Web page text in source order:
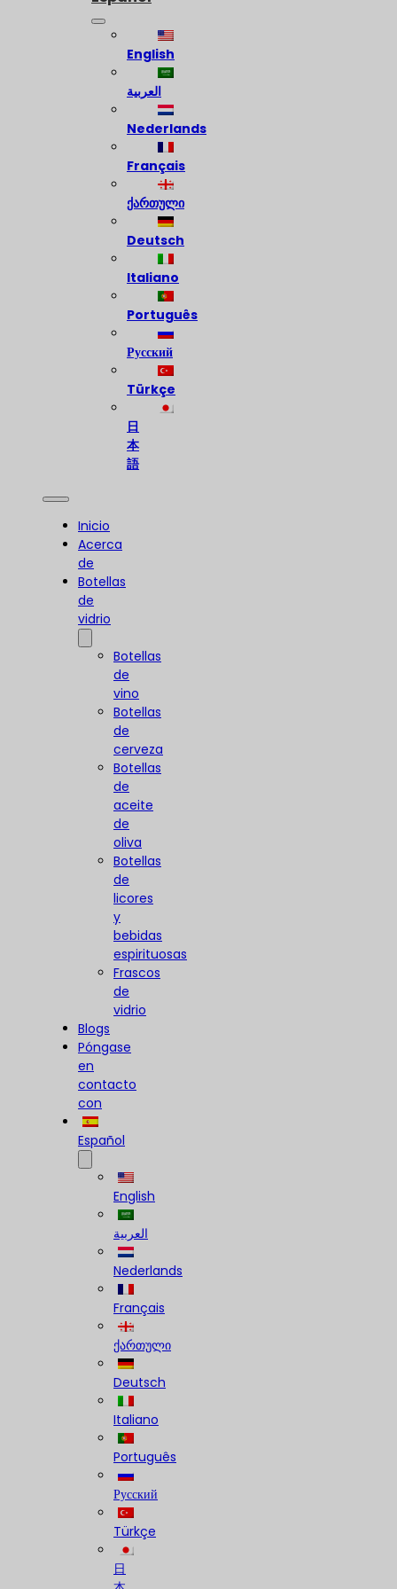
English
العربية
Nederlands
Français
ქართული
Deutsch
Italiano
Português
Русский
Türkçe
日
本
語
Inicio
Acerca
de
Botellas
de
vidrio
Botellas
de
vino
Botellas
de
cerveza
Botellas
de
aceite
de
oliva
Botellas
de
licores
y
bebidas
espirituosas
Frascos
de
vidrio
Blogs
Póngase
en
contacto
con
Español
English
العربية
Nederlands
Français
ქართული
Deutsch
Italiano
Português
Русский
Türkçe
日